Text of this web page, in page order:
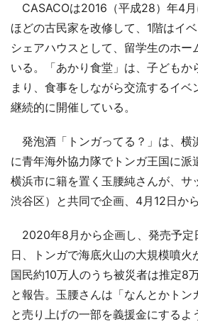
CASACOは2016（平成28）年4
ほどの古民家を改修して、1階はイ
シェアハウスとして、留学生のホー
いる。「あかり食堂」は、子どもか
まり、食事をしながら交流するイベ
継続的に開催している。
発泡酒「トンガってる？」は、横
に青年海外協力隊でトンガ王国に派
横浜市に籍を置く玉腰純さんが、サ
渋谷区）と共同で企画、4月12日か
2020年8月から企画し、発売予定
日、トンガで海底火山の大規模噴火
国民約10万人のうち被災者は推定8
と報告。玉腰さんは「なんとかトン
と売り上げの一部を義援金にするよ